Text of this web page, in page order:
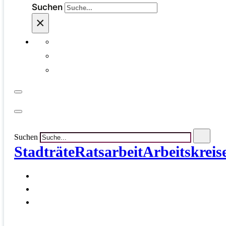
Suchen
×
Suchen
StadträteRatsarbeit